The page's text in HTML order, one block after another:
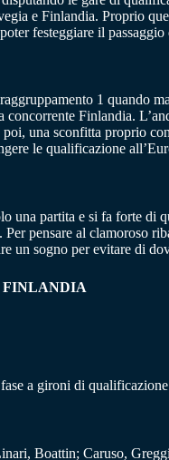
e Finlandia. Proprio
festeggiare il passaggio
1 quando
Finlandia.
una sconfitta proprio
le qualificazione
una partita e si fa forte di
Per pensare al clamoroso
un sogno per evitare di
FINLANDIA
a gironi di
Boattin; Caruso,